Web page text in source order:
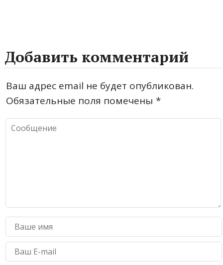
Добавить комментарий
Ваш адрес email не будет опубликован.
Обязательные поля помечены *